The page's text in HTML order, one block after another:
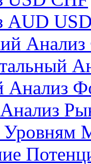
AUD
Анализ
Уровням